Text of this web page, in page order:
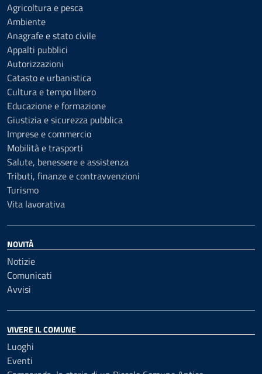
Agricoltura e pesca
Ambiente
Anagrafe e stato civile
Appalti pubblici
Autorizzazioni
Catasto e urbanistica
Cultura e tempo libero
Educazione e formazione
Giustizia e sicurezza pubblica
Imprese e commercio
Mobilità e trasporti
Salute, benessere e assistenza
Tributi, finanze e contravvenzioni
Turismo
Vita lavorativa
NOVITÀ
Notizie
Comunicati
Avvisi
VIVERE IL COMUNE
Luoghi
Eventi